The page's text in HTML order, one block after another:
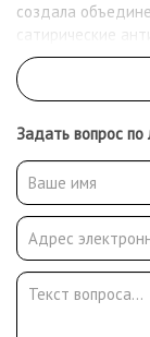
создала
сатирические
открытки в
объединения
народной
тексты популярных
Задать вопрос по